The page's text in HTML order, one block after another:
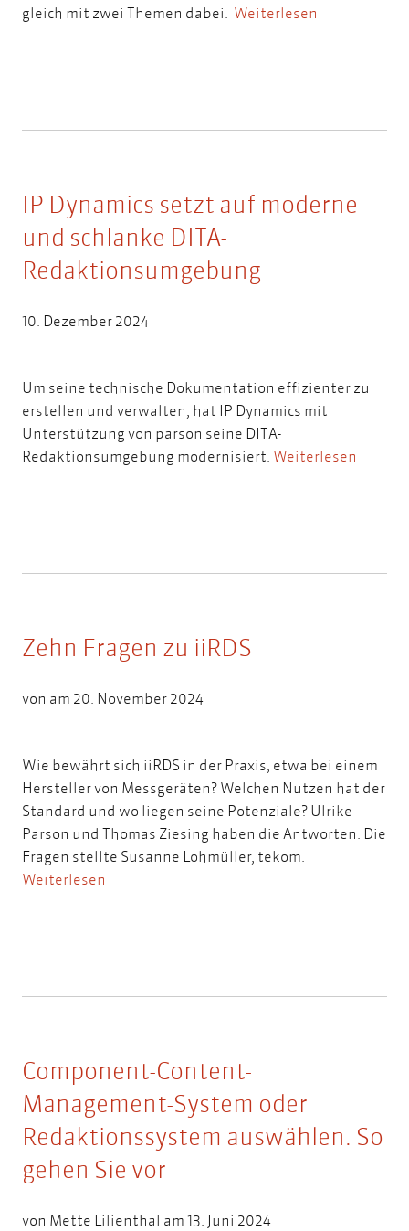
gleich mit zwei Themen dabei. Weiterlesen
IP Dynamics setzt auf moderne
und schlanke DITA-
Redaktionsumgebung
10. Dezember 2024
Um seine technische Dokumentation effizienter zu
erstellen und verwalten, hat IP Dynamics mit
Unterstützung von parson seine DITA-
Redaktionsumgebung modernisiert. Weiterlesen
Zehn Fragen zu iiRDS
von am 20. November 2024
Wie bewährt sich iiRDS in der Praxis, etwa bei einem
Hersteller von Messgeräten? Welchen Nutzen hat der
Standard und wo liegen seine Potenziale? Ulrike
Parson und Thomas Ziesing haben die Antworten. Die
Fragen stellte Susanne Lohmüller, tekom.
Weiterlesen
Component-Content-
Management-System oder
Redaktionssystem auswählen. So
gehen Sie vor
von Mette Lilienthal am 13. Juni 2024